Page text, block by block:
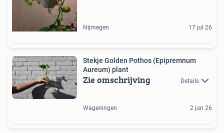
Nijmegen 17 jul 26
Stekje Golden Pothos (Epipremnum
Aureum) plant
Zie omschrijving Details
Wageningen 2 jun 26